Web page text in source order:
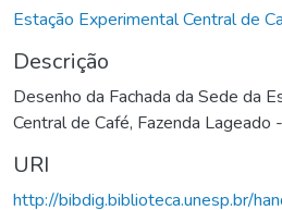
Estação Experimental Central de
Descrição
Desenho da Fachada da Sede da
Central de Café, Fazenda Lageado
URI
http://bibdig.biblioteca.unesp.br/